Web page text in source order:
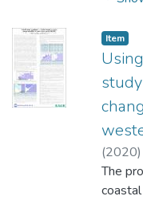
tasks
the
Item
(2020)
I.;
The